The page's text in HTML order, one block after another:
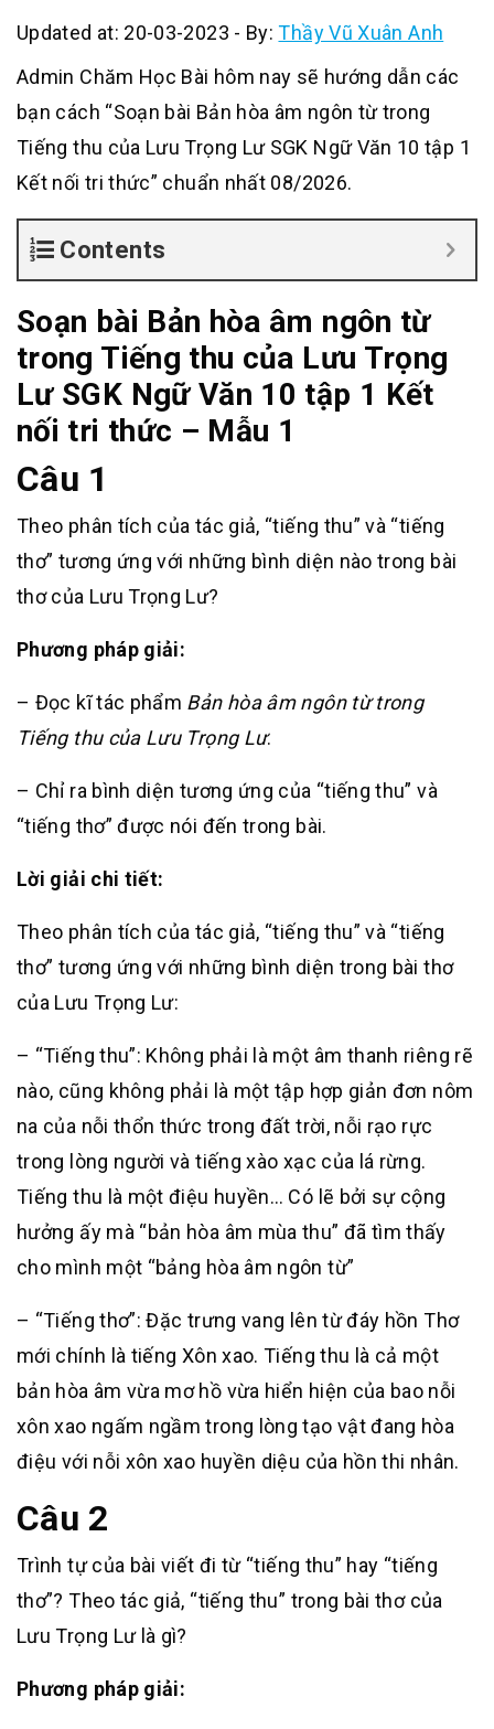
Updated at: 20-03-2023 - By:Thầy Vũ Xuân Anh
Admin Chăm Học Bài hôm nay sẽ hướng dẫn các
bạn cách “Soạn bài Bản hòa âm ngôn từ trong
Tiếng thu của Lưu Trọng Lư SGK Ngữ Văn 10 tập 1
Kết nối tri thức” chuẩn nhất 08/2026.
Contents
Soạn bài Bản hòa âm ngôn từ
trong Tiếng thu của Lưu Trọng
Lư SGK Ngữ Văn 10 tập 1 Kết
nối tri thức – Mẫu 1
Câu 1
Theo phân tích của tác giả, “tiếng thu” và “tiếng
thơ” tương ứng với những bình diện nào trong bài
thơ của Lưu Trọng Lư?
Phương pháp giải:
– Đọc kĩ tác phẩm Bản hòa âm ngôn từ trong
Tiếng thu của Lưu Trọng Lư.
– Chỉ ra bình diện tương ứng của “tiếng thu” và
“tiếng thơ” được nói đến trong bài.
Lời giải chi tiết:
Theo phân tích của tác giả, “tiếng thu” và “tiếng
thơ” tương ứng với những bình diện trong bài thơ
của Lưu Trọng Lư:
– “Tiếng thu”: Không phải là một âm thanh riêng rẽ
nào, cũng không phải là một tập hợp giản đơn nôm
na của nỗi thổn thức trong đất trời, nỗi rạo rực
trong lòng người và tiếng xào xạc của lá rừng.
Tiếng thu là một điệu huyền… Có lẽ bởi sự cộng
hưởng ấy mà “bản hòa âm mùa thu” đã tìm thấy
cho mình một “bảng hòa âm ngôn từ”
– “Tiếng thơ”: Đặc trưng vang lên từ đáy hồn Thơ
mới chính là tiếng Xôn xao. Tiếng thu là cả một
bản hòa âm vừa mơ hồ vừa hiển hiện của bao nỗi
xôn xao ngấm ngầm trong lòng tạo vật đang hòa
điệu với nỗi xôn xao huyền diệu của hồn thi nhân.
Câu 2
Trình tự của bài viết đi từ “tiếng thu” hay “tiếng
thơ”? Theo tác giả, “tiếng thu” trong bài thơ của
Lưu Trọng Lư là gì?
Phương pháp giải: